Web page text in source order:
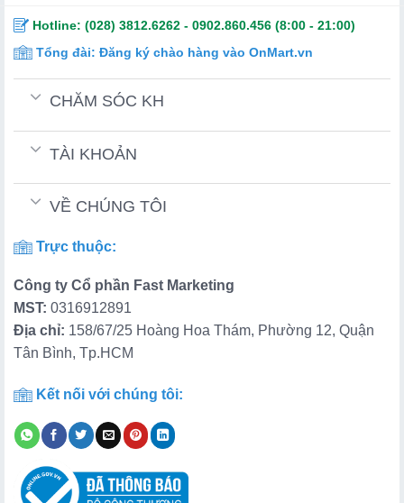
Hotline: (028) 3812.6262 - 0902.860.456 (8:00 - 21:00)
Tổng đài: Đăng ký chào hàng vào OnMart.vn
CHĂM SÓC KH
TÀI KHOẢN
VỀ CHÚNG TÔI
Trực thuộc:
Công ty Cổ phần Fast Marketing
MST: 0316912891
Địa chỉ: 158/67/25 Hoàng Hoa Thám, Phường 12, Quận
Tân Bình, Tp.HCM
Kết nối với chúng tôi: